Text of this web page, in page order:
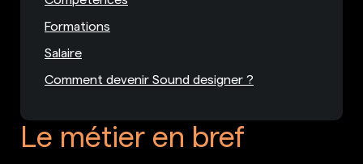
Le métier en bref
Formations
Salaire
Comment devenir Sound designer ?